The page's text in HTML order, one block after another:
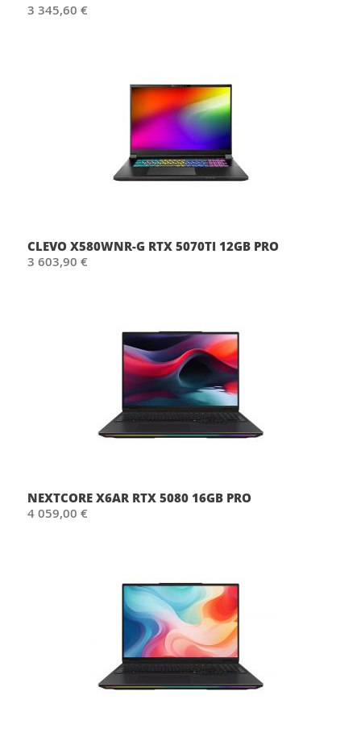
3 345,60 €
CLEVO X580WNR-G RTX 5070TI 12GB PRO
3 603,90 €
NEXTCORE X6AR RTX 5080 16GB PRO
4 059,00 €